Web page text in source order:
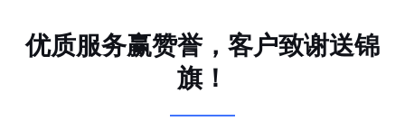
优质服务赢赞誉，客户致谢送锦
旗！